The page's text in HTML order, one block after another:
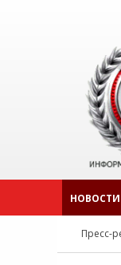
НОВОСТИ
Пресс-